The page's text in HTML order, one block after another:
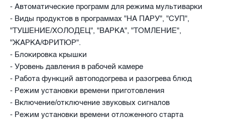
- Автоматические программ для режима мультиварки
- Виды продуктов в программах "НА ПАРУ", "СУП",
"ТУШЕНИЕ/ХОЛОДЕЦ", "ВАРКА", "ТОМЛЕНИЕ",
"ЖАРКА/ФРИТЮР".
- Блокировка крышки
- Уровень давления в рабочей камере
- Работа функций автоподогрева и разогрева блюд
- Режим установки времени приготовления
- Включение/отключение звуковых сигналов
- Режим установки времени отложенного старта